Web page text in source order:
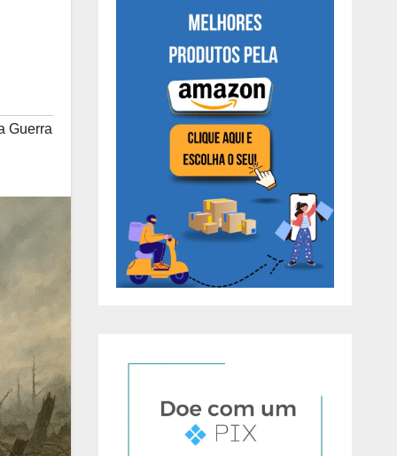
Guerra